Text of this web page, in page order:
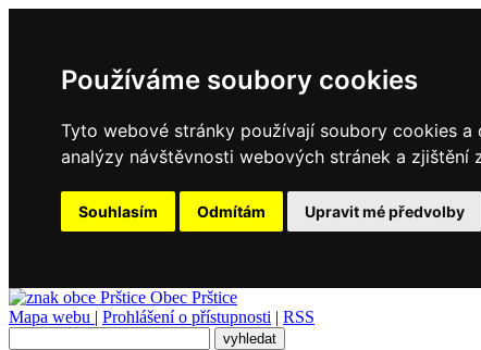
Používáme soubory cookies
Tyto webové stránky používají soubory cookies
analýzy návštěvnosti webových stránek a zjištění
Souhlasím Odmítám Upravit mé předvolby
Obec Prštice
Mapa webu | Prohlášení o přístupnosti | RSS